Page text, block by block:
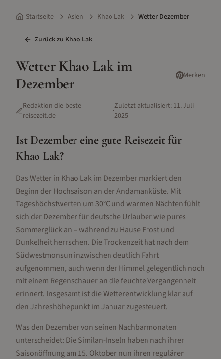
Startseite Asien Khao Lak Wetter Dezember
Zurück zu Khao Lak
WetterKhao Lakim
Dezember
Merken
Redaktion die-beste-
reisezeit.de
·Zuletzt aktualisiert: 11. Juli
2025
Ist Dezember eine gute Reisezeit für
Khao Lak?
Das Wetter in Khao Lak im Dezember markiert den
Beginn der Hochsaison an der Andamanküste. Mit
Tageshöchstwerten um 30°C und warmen Nächten fühlt
sich der Dezember für deutsche Urlauber wie pures
Sommerglück an – während zu Hause Frost und
Dunkelheit herrschen. Die Trockenzeit hat nach dem
Südwestmonsun inzwischen deutlich Fahrt
aufgenommen, auch wenn der Himmel gelegentlich noch
mit einem Regenschauer an die feuchte Vergangenheit
erinnert. Insgesamt ist die Wetterentwicklung klar auf
den Jahreshöhepunkt im Januar zugesteuert.
Was den Dezember von seinen Nachbarmonaten
unterscheidet: Die Similan-Inseln haben nach ihrer
Saisonöffnung am 15. Oktober nun ihren regulären